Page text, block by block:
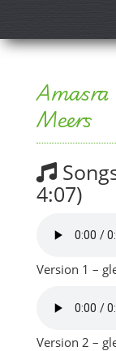
Amasra
Meers
4:07)
Version 1 –
Version 2 –